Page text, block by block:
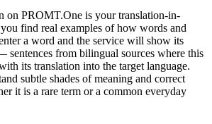
on PROMT.One is your translation-in-
find real examples of how words and
a word and the service will show its
sentences from bilingual sources where this
its translation into the target language.
subtle shades of meaning and correct
it is a rare term or a common everyday